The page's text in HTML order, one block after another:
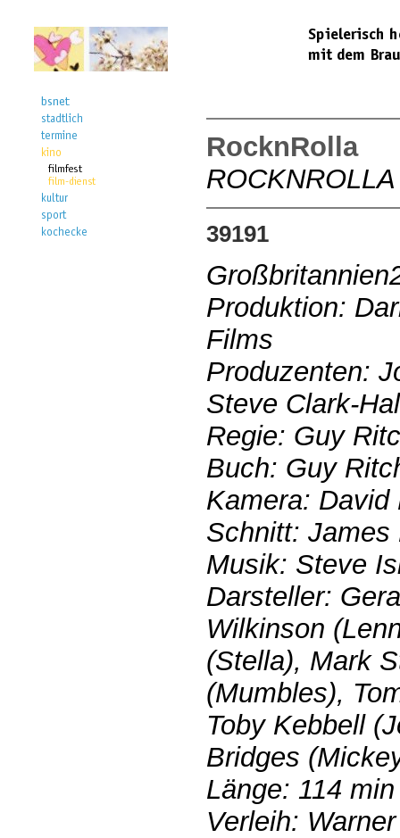
RocknRolla
ROCKNROLLA
39191
Produktion:
Films
Produzenten:
Steve Clark-
Regie: Guy
Buch: Guy
Kamera: David
Schnitt: James
Musik: Steve
Darsteller:
Wilkinson
(Stella), Mark
(Mumbles),
Toby Kebbell
Bridges
Länge: 114 min
Verleih: